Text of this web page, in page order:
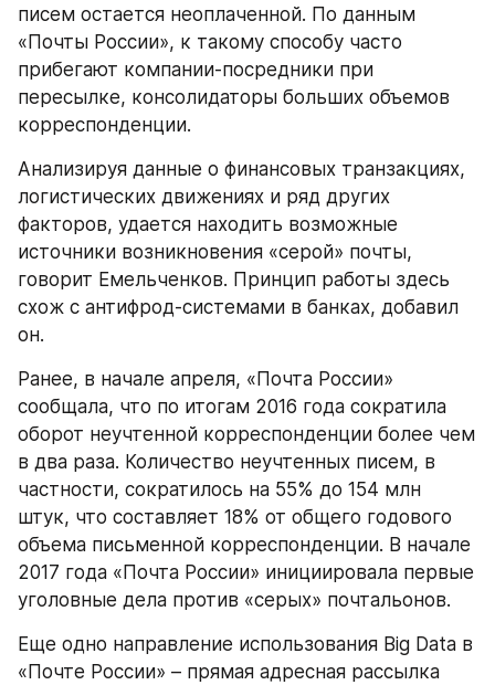
писем остается неоплаченной. По данным
«Почты России», к такому способу часто
прибегают компании-посредники при
пересылке, консолидаторы больших объемов
корреспонденции.
Анализируя данные о финансовых транзакциях,
логистических движениях и ряд других
факторов, удается находить возможные
источники возникновения «серой» почты,
говорит Емельченков. Принцип работы здесь
схож с антифрод-системами в банках, добавил
он.
Ранее, в начале апреля, «Почта России»
сообщала, что по итогам 2016 года сократила
оборот неучтенной корреспонденции более чем
в два раза. Количество неучтенных писем, в
частности, сократилось на 55% до 154 млн
штук, что составляет 18% от общего годового
объема письменной корреспонденции. В начале
2017 года «Почта России» инициировала первые
уголовные дела против «серых» почтальонов.
Еще одно направление использования Big Data в
«Почте России» – прямая адресная рассылка